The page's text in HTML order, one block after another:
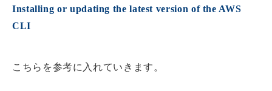
Installing or updating the latest version of the AWS
CLI
こちらを参考に入れていきます。